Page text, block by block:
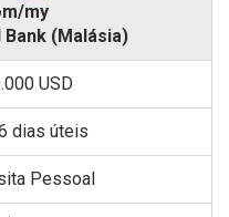
my
(Malásia)
USD
dias úteis
Pessoal